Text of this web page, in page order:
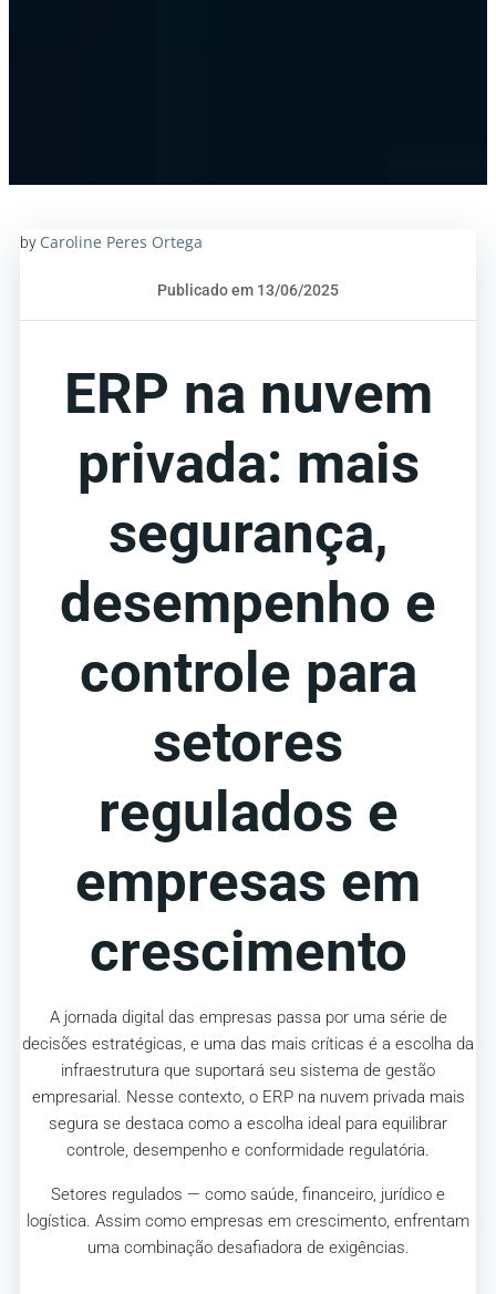
by Caroline Peres Ortega
Publicado em 13/06/2025
ERP na nuvem
privada: mais
segurança,
desempenho e
controle para
setores
regulados e
empresas em
crescimento
A jornada digital das empresas passa por uma série de
decisões estratégicas, e uma das mais críticas é a escolha da
infraestrutura que suportará seu sistema de gestão
empresarial. Nesse contexto, o ERP na nuvem privada mais
segura se destaca como a escolha ideal para equilibrar
controle, desempenho e conformidade regulatória.
Setores regulados — como saúde, financeiro, jurídico e
logística. Assim como empresas em crescimento, enfrentam
uma combinação desafiadora de exigências.